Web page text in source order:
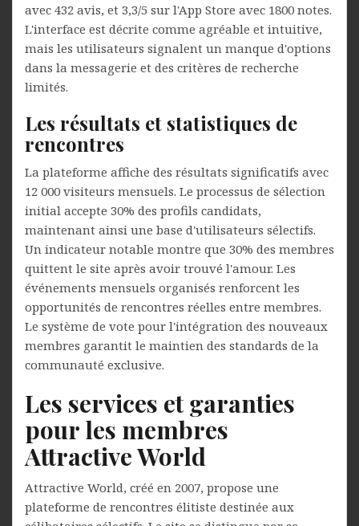
avec 432 avis, et 3,3/5 sur l'App Store avec 1800 notes.
L'interface est décrite comme agréable et intuitive,
mais les utilisateurs signalent un manque d'options
dans la messagerie et des critères de recherche
limités.
Les résultats et statistiques de
rencontres
La plateforme affiche des résultats significatifs avec
12 000 visiteurs mensuels. Le processus de sélection
initial accepte 30% des profils candidats,
maintenant ainsi une base d'utilisateurs sélectifs.
Un indicateur notable montre que 30% des membres
quittent le site après avoir trouvé l'amour. Les
événements mensuels organisés renforcent les
opportunités de rencontres réelles entre membres.
Le système de vote pour l'intégration des nouveaux
membres garantit le maintien des standards de la
communauté exclusive.
Les services et garanties
pour les membres
Attractive World
Attractive World, créé en 2007, propose une
plateforme de rencontres élitiste destinée aux